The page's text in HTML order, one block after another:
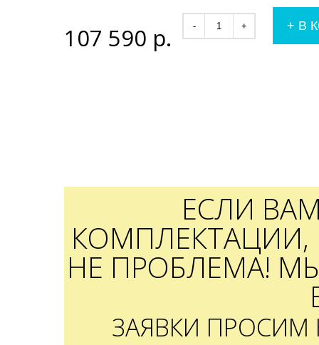
107 590 р. - + + В
ЕСЛИ
КОМПЛЕКТАЦИИ,
НЕ ПРОБЛЕМА!
ЗАЯВКИ